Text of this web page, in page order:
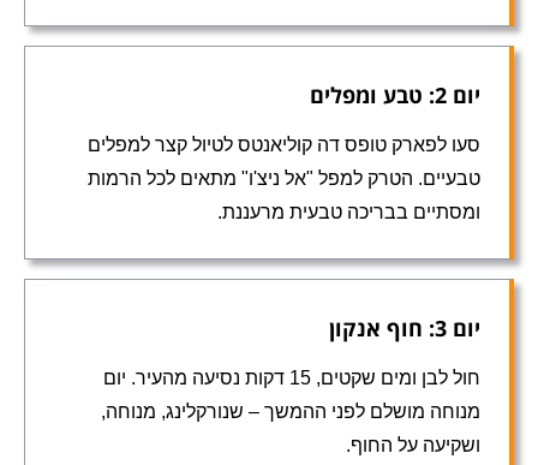
יום 2: טבע ומפלים
סעו לפארק טופס דה קוליאנטס לטיול קצר למפלים
טבעיים. הטרק למפל "אל ניצ'ו" מתאים לכל הרמות
ומסתיים בבריכה טבעית מרעננת.
יום 3: חוף אנקון
חול לבן ומים שקטים, 15 דקות נסיעה מהעיר. יום
מנוחה מושלם לפני ההמשך – שנורקלינג, מנוחה,
ושקיעה על החוף.